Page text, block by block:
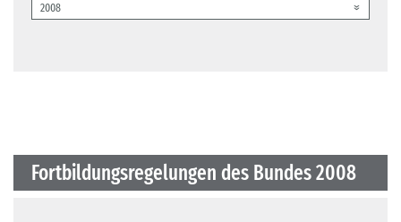
Fortbildungsregelungen des Bundes 2008